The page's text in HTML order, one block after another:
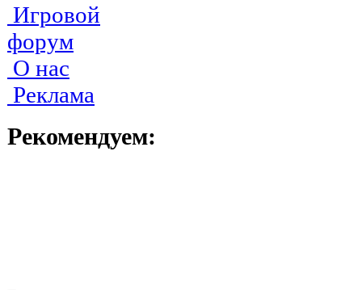
Игровой
форум
О нас
Реклама
Рекомендуем: